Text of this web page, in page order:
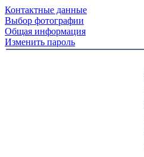
Контактные данные
Выбор фотографии
Общая информация
Изменить пароль